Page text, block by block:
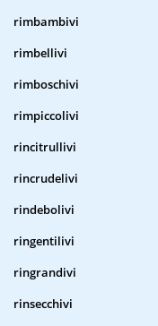
rimbambivi
rimbellivi
rimboschivi
rimpiccolivi
rincitrullivi
rincrudelivi
rindebolivi
ringentilivi
ringrandivi
rinsecchivi